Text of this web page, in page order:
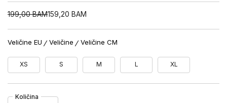
199,00 BAM159,20 BAM
Veličine EU Veličine Veličine CM
XS S M L XL
Količina